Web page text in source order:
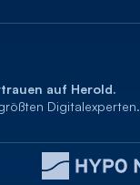
auf Herold.
Digitalexperten.